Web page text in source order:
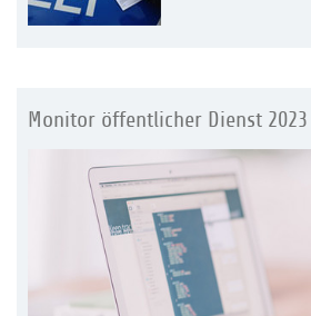
Monitor öffentlicher Dienst 2023